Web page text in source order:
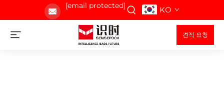
[email protected] KO
견적 요청